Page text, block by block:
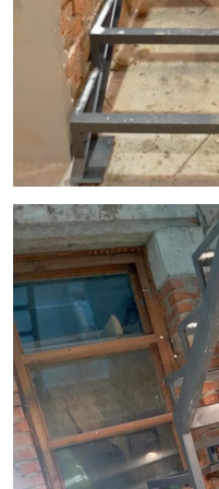
Каркас:
Зигзаг
Из ПВЛ
Консольная
Консольно-
подвесная
Из профильной
трубы
Из стального листа
металла
Из швеллера и
уголка
На монокосоуре
На опорном столбе
На больцах
На тетивах
Сварные из
металла
С